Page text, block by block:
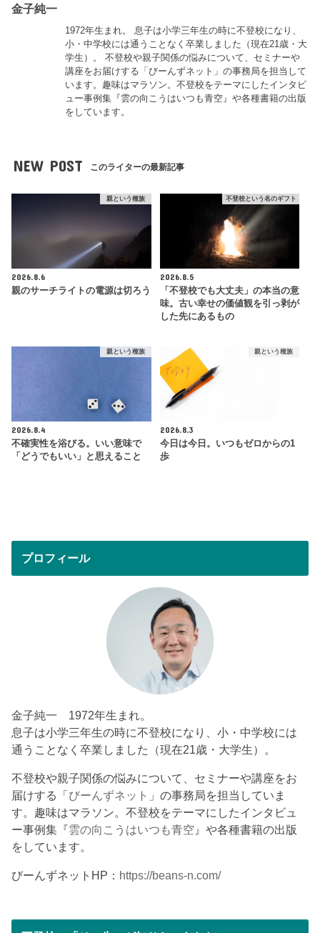
金子純一
1972年生まれ。 息子は小学三年生の時に不登校になり、
小・中学校には通うことなく卒業しました（現在21歳・大
学生）。 不登校や親子関係の悩みについて、セミナーや
講座をお届けする「びーんずネット」の事務局を担当して
います。趣味はマラソン。不登校をテーマにしたインタビ
ュー事例集『雲の向こうはいつも青空』や各種書籍の出版
をしています。
NEW POST このライターの最新記事
親という種族
2026.8.6
親のサーチライトの電源は切ろう
不登校という名のギフト
2026.8.5
「不登校でも大丈夫」の本当の意
味。古い幸せの価値観を引っ剥が
した先にあるもの
親という種族
2026.8.4
不確実性を浴びる。いい意味で
「どうでもいい」と思えること
親という種族
2026.8.3
今日は今日。いつもゼロからの1
歩
プロフィール
金子純一 1972年生まれ。
息子は小学三年生の時に不登校になり、小・中学校には
通うことなく卒業しました（現在21歳・大学生）。
不登校や親子関係の悩みについて、セミナーや講座をお
届けする「びーんずネット 」の事務局を担当していま
す。趣味はマラソン。不登校をテーマにしたインタビュ
ー事例集『雲の向こうはいつも青空 』や各種書籍の出版
をしています。
びーんずネットHP： https://beans-n.com/